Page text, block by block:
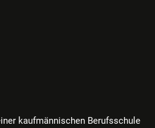
kaufmännischen Berufsschule